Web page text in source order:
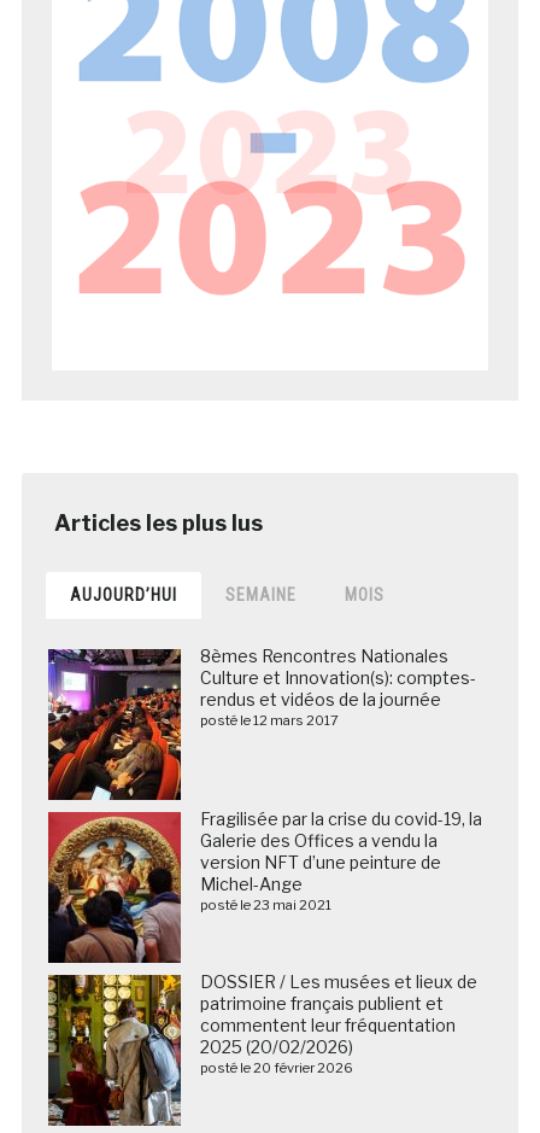
AUJOURD’HUI SEMAINE MOIS
8èmes Rencontres Nationales
Culture et Innovation(s): comptes-
rendus et vidéos de la journée
posté le 12 mars 2017
Fragilisée par la crise du covid-19, la
Galerie des Offices a vendu la
version NFT d’une peinture de
Michel-Ange
posté le 23 mai 2021
DOSSIER / Les musées et lieux de
patrimoine français publient et
commentent leur fréquentation
2025 (20/02/2026)
posté le 20 février 2026